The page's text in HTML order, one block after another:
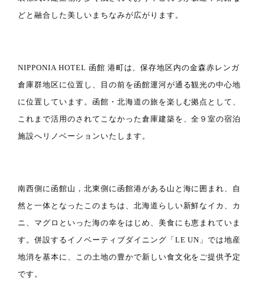
どと融合した美しいまちなみが広がります。
NIPPONIA HOTEL 函館 港町は、保存地区内の金森赤レンガ
倉庫群地区に位置し、目の前を函館運河が通る観光の中心地
に位置しています。函館・北海道の旅を楽しむ拠点として、
これまで活用のされてこなかった倉庫建築を、全９室の宿泊
施設へリノベーションいたします。
南西側に函館山，北東側に函館港がある山と海に囲まれ、自
然と一体となったこのまちは、北海道らしい新鮮なイカ、カ
ニ、マグロといった海の幸をはじめ、美食にも恵まれていま
す。併設するイノベーティブダイニング「LE UN」では地産
地消を基本に、この土地の豊かで新しい食文化をご提供予定
です。